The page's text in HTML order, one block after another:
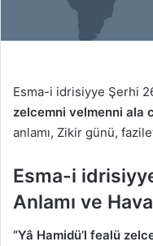
Esma-i idrisiyye Şerhi
zelcemni velmenni ala
anlamı, Zikir günü,
Esma-i
Anlamı ve
“Yâ Hamidü’l fealü